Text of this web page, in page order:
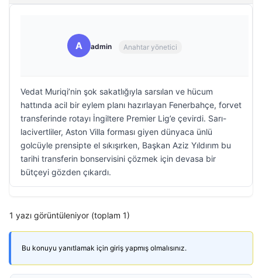
A admin Anahtar yönetici
Vedat Muriqi’nin şok sakatlığıyla sarsılan ve hücum
hattında acil bir eylem planı hazırlayan Fenerbahçe, forvet
transferinde rotayı İngiltere Premier Lig’e çevirdi. Sarı-
lacivertliler, Aston Villa forması giyen dünyaca ünlü
golcüyle prensipte el sıkışırken, Başkan Aziz Yıldırım bu
tarihi transferin bonservisini çözmek için devasa bir
bütçeyi gözden çıkardı.
1 yazı görüntüleniyor (toplam 1)
Bu konuyu yanıtlamak için giriş yapmış olmalısınız.